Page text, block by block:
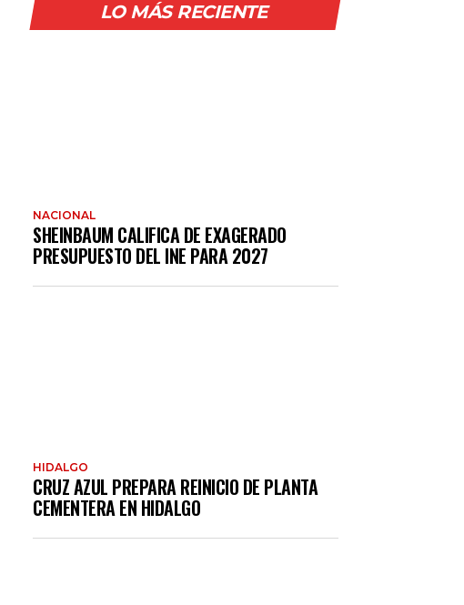
LO MÁS RECIENTE
NACIONAL
SHEINBAUM CALIFICA DE EXAGERADO
PRESUPUESTO DEL INE PARA 2027
HIDALGO
CRUZ AZUL PREPARA REINICIO DE PLANTA
CEMENTERA EN HIDALGO